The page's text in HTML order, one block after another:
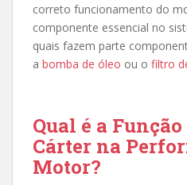
correto funcionamento do
componente essencial no
quais fazem parte
a bomba de óleo ou o filtro
Qual é a
Cárter na
Motor?